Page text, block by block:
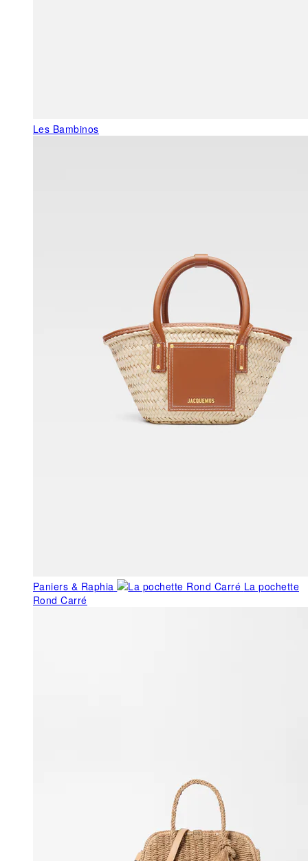
Les Bambinos
Paniers & Raphia
La pochette
Rond Carré